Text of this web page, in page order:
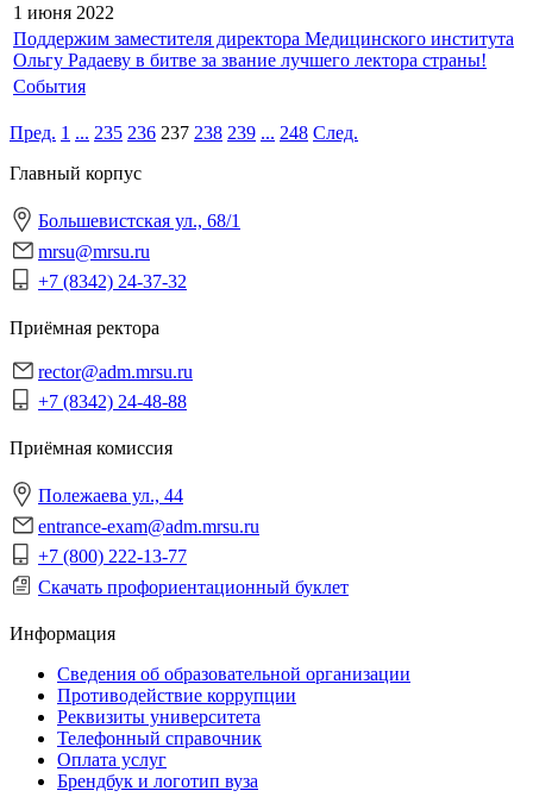
1 июня 2022
Поддержим заместителя директора Медицинского института
Ольгу Радаеву в битве за звание лучшего лектора страны!
События
Пред. 1 ... 235 236 237 238 239 ... 248 След.
Главный корпус
Большевистская ул., 68/1
mrsu@mrsu.ru
+7 (8342) 24-37-32
Приёмная ректора
rector@adm.mrsu.ru
+7 (8342) 24-48-88
Приёмная комиссия
Полежаева ул., 44
entrance-exam@adm.mrsu.ru
+7 (800) 222-13-77
Скачать профориентационный буклет
Информация
Сведения об образовательной организации
Противодействие коррупции
Реквизиты университета
Телефонный справочник
Оплата услуг
Брендбук и логотип вуза